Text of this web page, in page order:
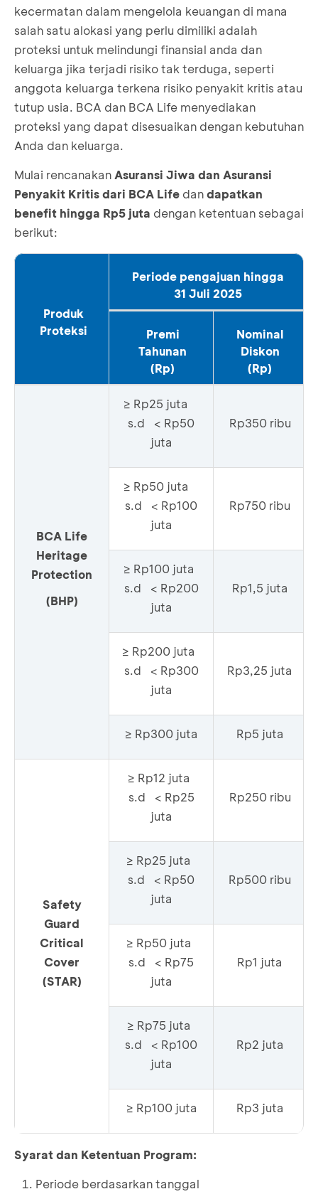
kecermatan dalam mengelola keuangan di mana
salah satu alokasi yang perlu dimiliki adalah
proteksi untuk melindungi finansial anda dan
keluarga jika terjadi risiko tak terduga, seperti
anggota keluarga terkena risiko penyakit kritis atau
tutup usia. BCA dan BCA Life menyediakan
proteksi yang dapat disesuaikan dengan kebutuhan
Anda dan keluarga.
Mulai rencanakan Asuransi Jiwa dan Asuransi
Penyakit Kritis dari BCA Life dandapatkan
benefit hingga Rp5 juta dengan ketentuan sebagai
berikut:
Produk
Proteksi
Periode pengajuan hingga
31 Juli 2025
Premi
Tahunan
(Rp)
Nominal
Diskon
(Rp)
BCA Life
Heritage
Protection
(BHP)
≥ Rp25 juta
s.d < Rp50
juta
Rp350 ribu
≥ Rp50 juta
s.d < Rp100
juta
Rp750 ribu
≥ Rp100 juta
s.d < Rp200
juta
Rp1,5 juta
≥ Rp200 juta
s.d < Rp300
juta
Rp3,25 juta
≥ Rp300 juta Rp5 juta
Safety
Guard
Critical
Cover
(STAR)
≥ Rp12 juta
s.d < Rp25
juta
Rp250 ribu
≥ Rp25 juta
s.d < Rp50
juta
Rp500 ribu
≥ Rp50 juta
s.d < Rp75
juta
Rp1 juta
≥ Rp75 juta
s.d < Rp100
juta
Rp2 juta
≥ Rp100 juta Rp3 juta
Syarat dan Ketentuan Program:
Periode berdasarkan tanggal